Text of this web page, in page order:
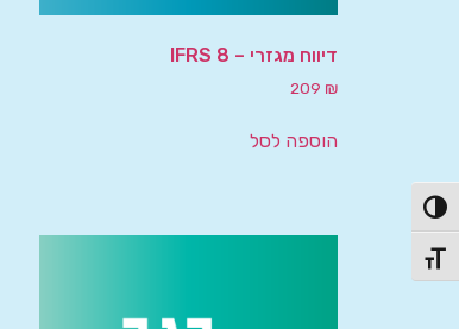
הפעל/כבה ניגודיות גבוהה
מתג גודל גופן
דיווח מגזרי – IFRS 8
209 ₪
הוספה לסל